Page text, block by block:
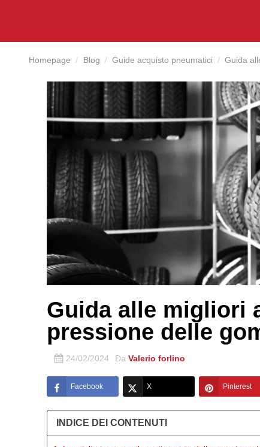
Homepage Blog Guide acquisto pneumatici Guida
Guida alle migliori
pressione delle
24/02/2024 Da Valerio forlino
Facebook X Pinterest
INDICE DEI CONTENUTI